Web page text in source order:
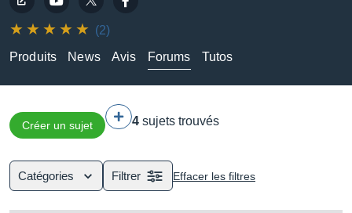
(2)
Produits
News Avis Forums Tutos
Créer un sujet 4 sujets trouvés
Catégories Filtrer Effacer les filtres